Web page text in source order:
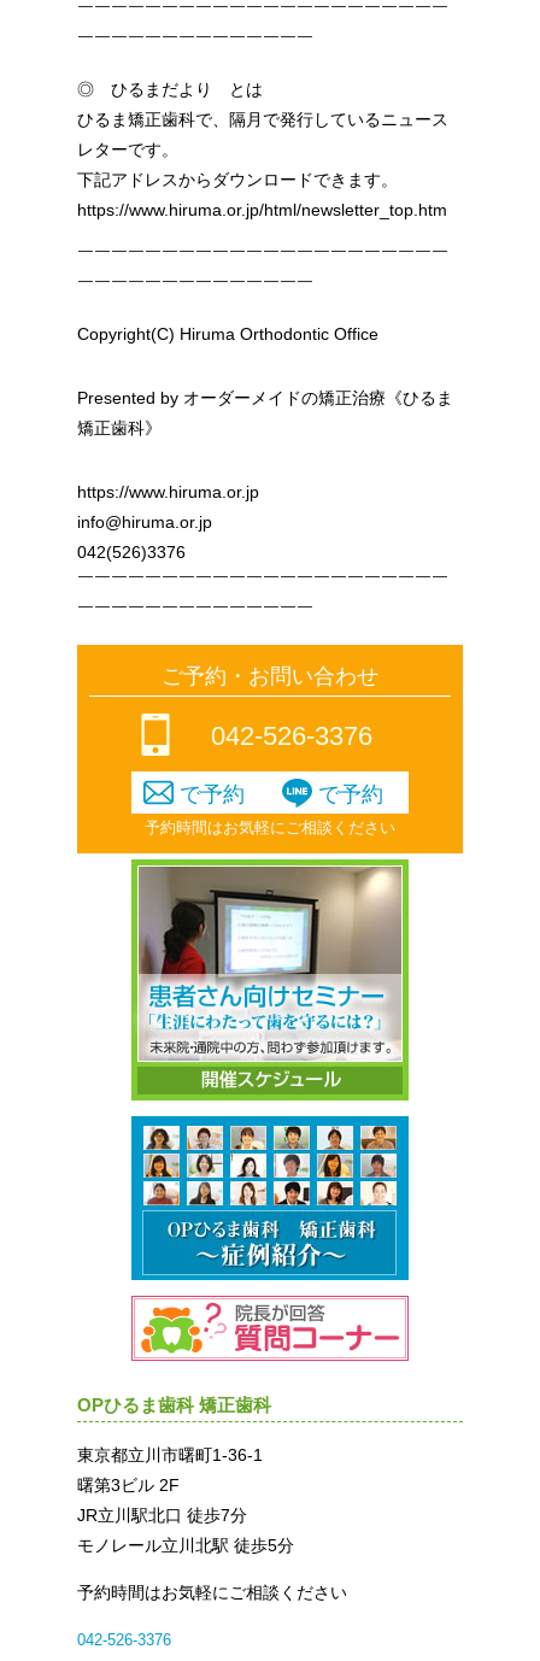
￣￣￣￣￣￣￣￣￣￣￣￣￣￣￣￣￣￣￣￣￣￣
￣￣￣￣￣￣￣￣￣￣￣￣￣￣
◎ ひるまだより とは
ひるま矯正歯科で、隔月で発行しているニュース
レターです。
下記アドレスからダウンロードできます。
https://www.hiruma.or.jp/html/newsletter_top.htm
￣￣￣￣￣￣￣￣￣￣￣￣￣￣￣￣￣￣￣￣￣￣
￣￣￣￣￣￣￣￣￣￣￣￣￣￣
Copyright(C) Hiruma Orthodontic Office
Presented by オーダーメイドの矯正治療《ひるま
矯正歯科》
https://www.hiruma.or.jp
info@hiruma.or.jp
042(526)3376
￣￣￣￣￣￣￣￣￣￣￣￣￣￣￣￣￣￣￣￣￣￣
￣￣￣￣￣￣￣￣￣￣￣￣￣￣
ご予約・お問い合わせ
042-526-3376
で予約 で予約
予約時間はお気軽にご相談ください
OPひるま歯科 矯正歯科
東京都立川市曙町1-36-1
曙第3ビル 2F
JR立川駅北口 徒歩7分
モノレール立川北駅 徒歩5分
予約時間はお気軽にご相談ください
042-526-3376